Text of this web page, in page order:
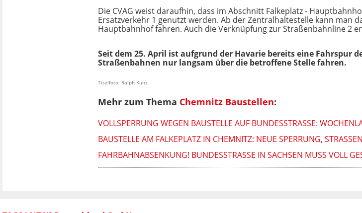
Die CVAG weist daraufhin, dass im Abschnitt Falkeplatz -
Ersatzverkehr 1 genutzt werden. Ab der Zentralhaltestelle kann man
Hauptbahnhof fahren. Auch die Verknüpfung zur Straßenbahnline 2
Seit dem 25. April ist aufgrund der Havarie bereits eine Fahrspur
Straßenbahnen nur langsam über die betroffene Stelle fahren.
Titelfoto: Ralph Kunz
Mehr zum Thema Chemnitz Baustellen:
VOLLSPERRUNG WEGEN BAUSTELLE AUF BUNDESSTRASSE:
BAUSTELLE AM FALKEPLATZ IN CHEMNITZ: NEUE SPERRUNG,
FAHRBAHNABSENKUNG! BUNDESSTRASSE IN SACHSEN MUSS VOLL